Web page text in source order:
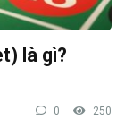
là gì?
0 250